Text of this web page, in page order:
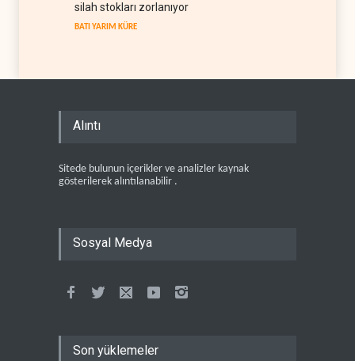
silah stokları zorlanıyor
BATI YARIM KÜRE
Alıntı
Sitede bulunun içerikler ve analizler kaynak
gösterilerek alıntılanabilir .
Sosyal Medya
Son yüklemeler